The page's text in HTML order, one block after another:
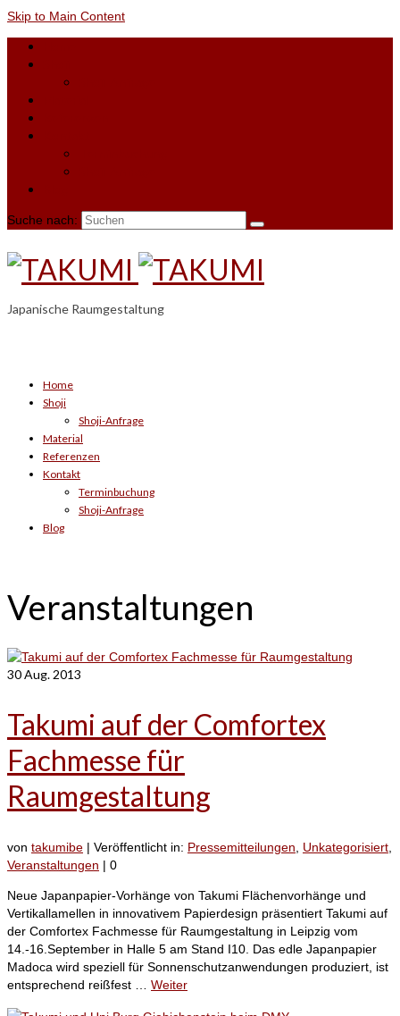
Skip to Main Content
Suche nach:
Japanische Raumgestaltung
Home
Shoji
Shoji-Anfrage
Material
Referenzen
Kontakt
Terminbuchung
Shoji-Anfrage
Blog
Veranstaltungen
30Aug. 2013
Takumi auf der Comfortex
Fachmesse für
Raumgestaltung
von takumibe | Veröffentlicht in: Pressemitteilungen Unkategorisiert
Veranstaltungen | 0
Neue Japanpapier-Vorhänge von Takumi Flächenvorhänge und
Vertikallamellen in innovativem Papierdesign präsentiert Takumi auf
der Comfortex Fachmesse für Raumgestaltung in Leipzig vom
14.-16.September in Halle 5 am Stand I10. Das edle Japanpapier
Madoca wird speziell für Sonnenschutzanwendungen produziert, ist
entsprechend reißfest … Weiter